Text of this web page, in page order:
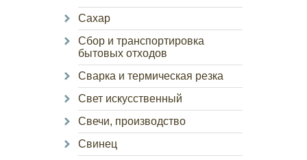
Сахар
Сбор и транспортировка
бытовых отходов
Сварка и термическая резка
Свет искусственный
Свечи, производство
Свинец